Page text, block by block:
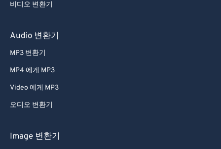
비디오 변환기
Audio 변환기
MP3 변환기
MP4 에게 MP3
Video 에게 MP3
오디오 변환기
Image 변환기